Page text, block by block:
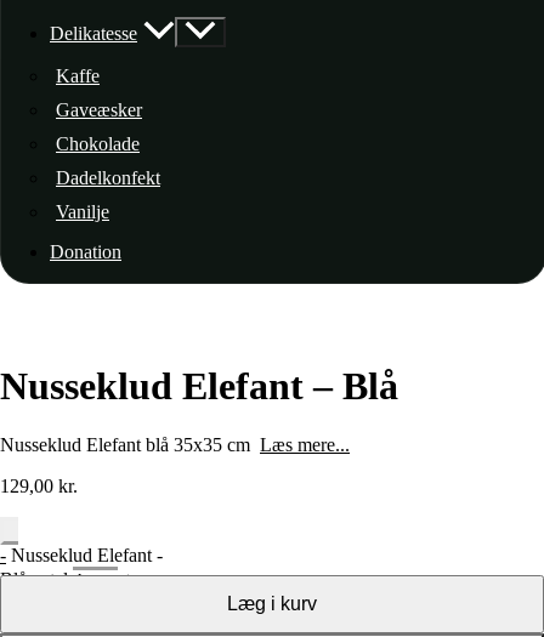
Delikatesse
Kaffe
Gaveæsker
Chokolade
Dadelkonfekt
Vanilje
Donation
Nusseklud Elefant – Blå
Nusseklud Elefant blå 35x35 cm Læs mere...
129,00 kr.
- Nusseklud Elefant -
Blå antal
+
Læg i kurv